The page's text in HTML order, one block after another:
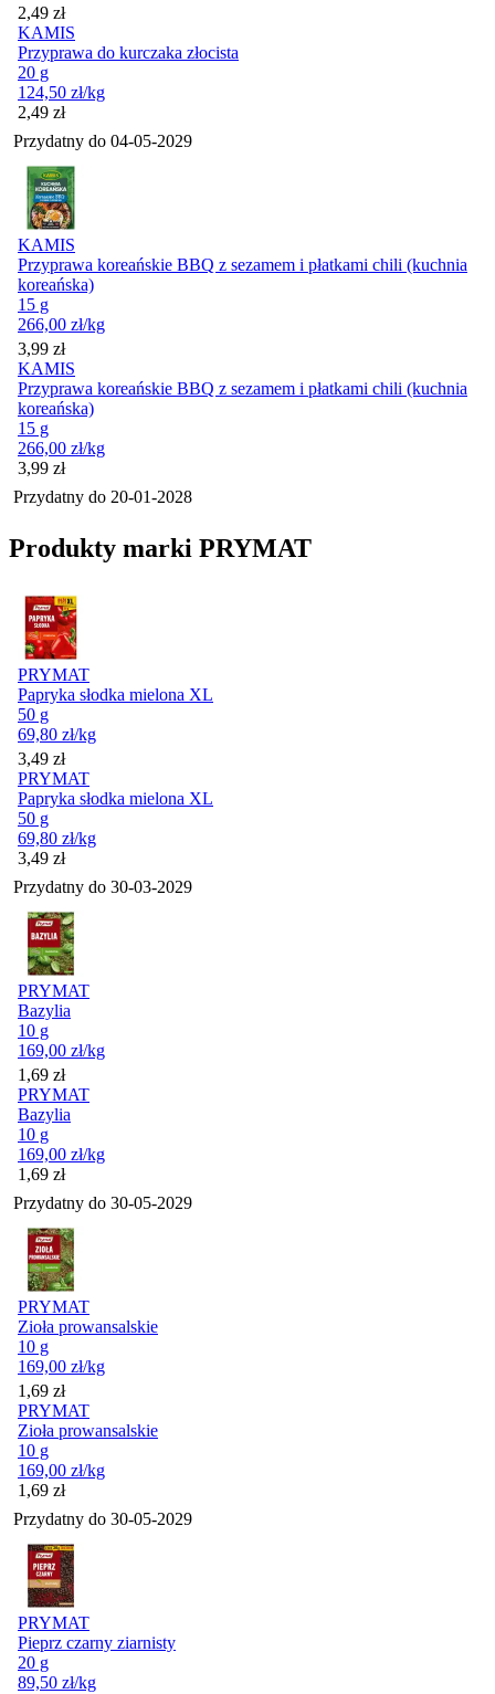
Cena
2,49 zł
KAMIS
Przyprawa do kurczaka złocista
20 g
124,50 zł/kg
Cena
2,49 zł
Przydatny do 04-05-2029
KAMIS
Przyprawa koreańskie BBQ z sezamem i płatkami chili (kuchnia
koreańska)
15 g
266,00 zł/kg
Cena
3,99 zł
KAMIS
Przyprawa koreańskie BBQ z sezamem i płatkami chili (kuchnia
koreańska)
15 g
266,00 zł/kg
Cena
3,99 zł
Przydatny do 20-01-2028
Produkty marki PRYMAT
PRYMAT
Papryka słodka mielona XL
50 g
69,80 zł/kg
Cena
3,49 zł
PRYMAT
Papryka słodka mielona XL
50 g
69,80 zł/kg
Cena
3,49 zł
Przydatny do 30-03-2029
PRYMAT
Bazylia
10 g
169,00 zł/kg
Cena
1,69 zł
PRYMAT
Bazylia
10 g
169,00 zł/kg
Cena
1,69 zł
Przydatny do 30-05-2029
PRYMAT
Zioła prowansalskie
10 g
169,00 zł/kg
Cena
1,69 zł
PRYMAT
Zioła prowansalskie
10 g
169,00 zł/kg
Cena
1,69 zł
Przydatny do 30-05-2029
PRYMAT
Pieprz czarny ziarnisty
20 g
89,50 zł/kg